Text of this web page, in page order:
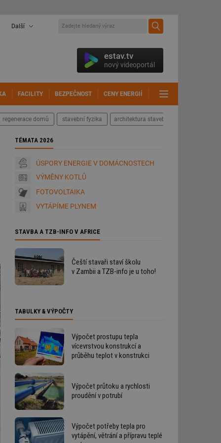
Další
estav.tv
nový videoportál
FACILITY BEZPEČNOST CENY ENERGIÍ
regenerace domů stavební fyzika architektura staveb
TÉMATA 2026
ÚSPORY ENERGIE V DOMÁCNOSTECH
VÝMĚNY KOTLŮ
FOTOVOLTAIKA
VYTÁPÍME PLYNEM
STAVBA A TZB-INFO V AFRICE
Čeští stavaři staví školu
v Zambii a TZB-info je u toho!
TABULKY & VÝPOČTY
Výpočet prostupu tepla
vícevrstvou konstrukcí a
průběhu teplot v konstrukci
Výpočet průtoku a rychlosti
proudění v potrubí
Výpočet potřeby tepla pro
vytápění, větrání a přípravu teplé